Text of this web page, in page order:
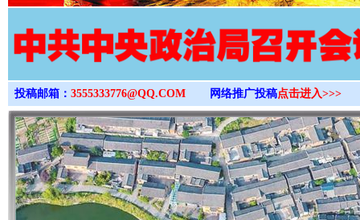
投稿邮箱： 3555333776@QQ.COM 网络推广投稿点击进入>>>